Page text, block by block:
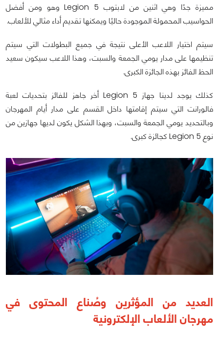
مميزة جدًا وهي اثنين من لابتوب Legion 5 وهو ومن أفضل
الحواسيب المحمولة الموجودة حاليًا ويمكنها تقديم أداء مثالي للألعاب.
سيتم اختيار اللاعب الأعلى نتيجة في جميع البطولات التي سيتم
تنظيمها على مدار يومي الجمعة والسبت، وهذا اللاعب سيكون سعيد
الحظ الفائز بهذه الجائزة الكبرى.
كذلك يوجد لدينا جهاز Legion 5 أخر جاهز للفائز بتحديات لعبة
فالورانت التي سيتم إقامتها داخل القسم على مدار أيام المهرجان
وبالتحديد يومي الجمعة والسبت، وبهذا الشكل يكون لديها جهازين من
نوع Legion 5 كجائزة كبرى.
العديد من المؤثرين وصُناع المحتوى في
مهرجان الألعاب الإلكترونية